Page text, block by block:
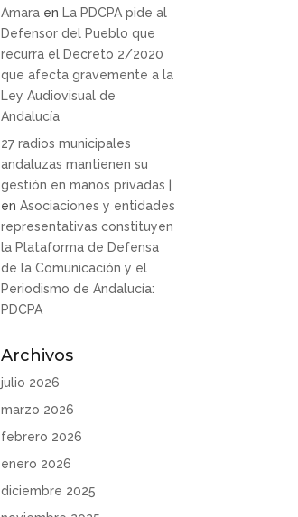
Amara en La PDCPA pide al
Defensor del Pueblo que
recurra el Decreto 2/2020
que afecta gravemente a la
Ley Audiovisual de
Andalucía
27 radios municipales
andaluzas mantienen su
gestión en manos privadas |
enAsociaciones y entidades
representativas constituyen
la Plataforma de Defensa
de la Comunicación y el
Periodismo de Andalucía:
PDCPA
Archivos
julio 2026
marzo 2026
febrero 2026
enero 2026
diciembre 2025